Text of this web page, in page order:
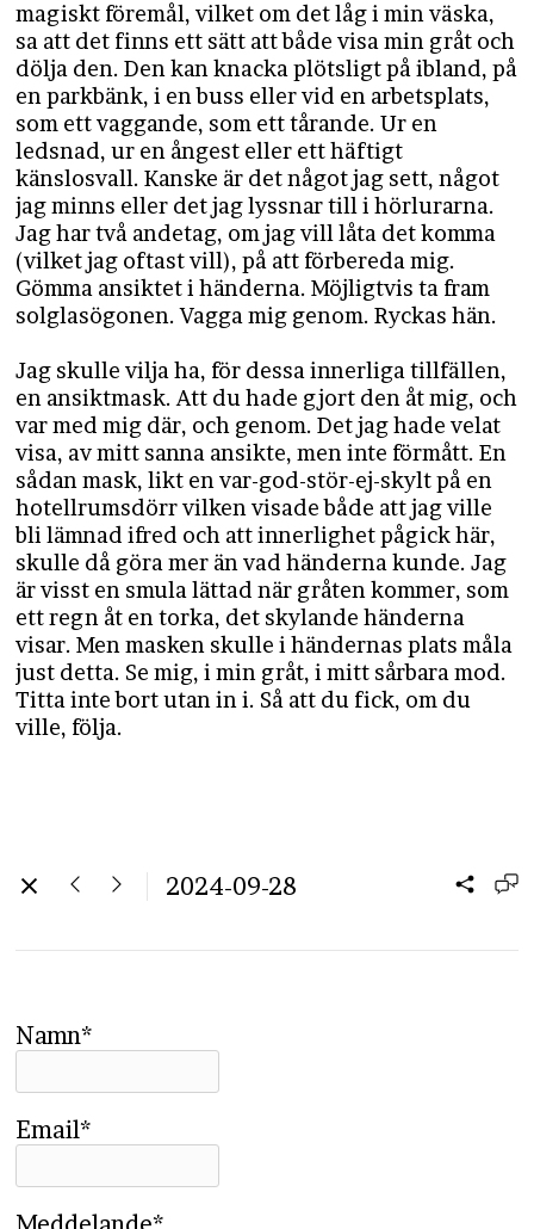
magiskt föremål, vilket om det låg i min väska,
sa att det finns ett sätt att både visa min gråt och
dölja den. Den kan knacka plötsligt på ibland, på
en parkbänk, i en buss eller vid en arbetsplats,
som ett vaggande, som ett tårande. Ur en
ledsnad, ur en ångest eller ett häftigt
känslosvall. Kanske är det något jag sett, något
jag minns eller det jag lyssnar till i hörlurarna.
Jag har två andetag, om jag vill låta det komma
(vilket jag oftast vill), på att förbereda mig.
Gömma ansiktet i händerna. Möjligtvis ta fram
solglasögonen. Vagga mig genom. Ryckas hän.
Jag skulle vilja ha, för dessa innerliga tillfällen,
en ansiktmask. Att du hade gjort den åt mig, och
var med mig där, och genom. Det jag hade velat
visa, av mitt sanna ansikte, men inte förmått. En
sådan mask, likt en var-god-stör-ej-skylt på en
hotellrumsdörr vilken visade både att jag ville
bli lämnad ifred och att innerlighet pågick här,
skulle då göra mer än vad händerna kunde. Jag
är visst en smula lättad när gråten kommer, som
ett regn åt en torka, det skylande händerna
visar. Men masken skulle i händernas plats måla
just detta. Se mig, i min gråt, i mitt sårbara mod.
Titta inte bort utan in i. Så att du fick, om du
ville, följa.
2024-09-28
Namn*
Email*